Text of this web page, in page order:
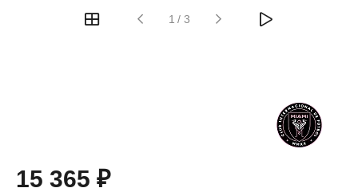
1 / 3
15 365 ₽